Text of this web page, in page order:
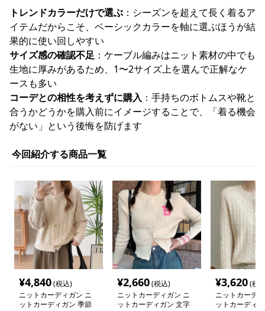
トレンドカラーだけで選ぶ ：シーズンを超えて長く着るア
イテムだからこそ、ベーシックカラーを軸に選ぶほうが結
果的に使い回しやすい
サイズ感の確認不足 ：ケーブル編みはニット素材の中でも
生地に厚みがあるため、1〜2サイズ上を選んで正解なケ
ースも多い
コーデとの相性を考えずに購入 ：手持ちのボトムスや靴と
合うかどうかを購入前にイメージすることで、「着る機会
がない」という後悔を防げます
今回紹介する商品一覧
¥4,840(税込)
ニットカーディガン ニ
ットカーディガン 季節
¥2,660(税込)
ニットカーディガン ニ
ットカーディガン 文字
¥3,620(税
ニットカーデ
ットカーディ